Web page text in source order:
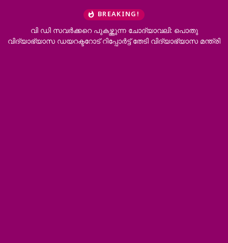
BREAKING!
വി ഡി സവർക്കറെ പുകഴ്ത്തുന്ന ചോദ്യാവലി: പൊതു
ഡയറക്ടറോട് റിപ്പോർട്ട് തേടി വിദ്യാഭ്യാസ മന്ത്രി